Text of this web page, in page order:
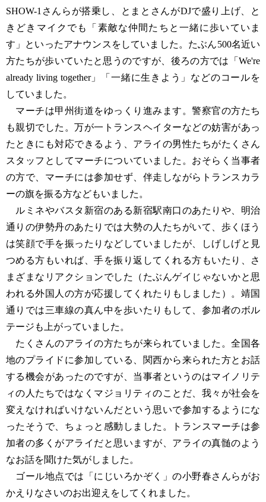
SHOW-1さんらが搭乗し、とまとさんがDJで盛り上げ、と
きどきマイクでも「素敵な仲間たちと一緒に歩いていま
す」といったアナウンスをしていました。たぶん500名近い
方たちが歩いていたと思うのですが、後ろの方では「We're
already living together」「一緒に生きよう」などのコールを
していました。
マーチは甲州街道をゆっくり進みます。警察官の方たち
も親切でした。万が一トランスヘイターなどの妨害があっ
たときにも対応できるよう、アライの男性たちがたくさん
スタッフとしてマーチについていました。おそらく当事者
の方で、マーチには参加せず、伴走しながらトランスカラ
ーの旗を振る方などもいました。
ルミネやバスタ新宿のある新宿駅南口のあたりや、明治
通りの伊勢丹のあたりでは大勢の人たちがいて、歩くほう
は笑顔で手を振ったりなどしていましたが、しげしげと見
つめる方もいれば、手を振り返してくれる方もいたり、さ
まざまなリアクションでした（たぶんゲイじゃないかと思
われる外国人の方が応援してくれたりもしました）。靖国
通りでは三車線の真ん中を歩いたりもして、参加者のボル
テージも上がっていました。
たくさんのアライの方たちが来られていました。全国各
地のプライドに参加している、関西から来られた方とお話
する機会があったのですが、当事者というのはマイノリテ
ィの人たちではなくマジョリティのことだ、我々が社会を
変えなければいけないんだという思いで参加するようにな
ったそうで、ちょっと感動しました。トランスマーチは参
加者の多くがアライだと思いますが、アライの真髄のよう
なお話を聞けた気がしました。
ゴール地点では「にじいろかぞく」の小野春さんらがお
かえりなさいのお出迎えをしてくれました。